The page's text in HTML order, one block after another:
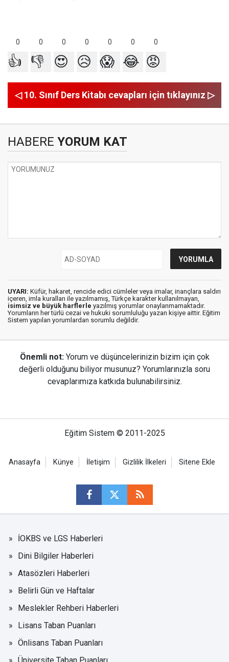
0 0 0 0 0 0 0
👍 👎 😍 😥 😱 😂 😡
◁ 10. Sınıf Ders Kitabı cevapları için tıklayınız ▷
HABERE YORUM KAT
UYARI: Küfür, hakaret, rencide edici cümleler veya imalar, inançlara saldırı
içeren, imla kuralları ile yazılmamış, Türkçe karakter kullanılmayan,
isimsiz ve büyük harflerle yazılmış yorumlar onaylanmamaktadır.
Yorumların her türlü cezai ve hukuki sorumluluğu yazan kişiye aittir. Eğitim
Sistem yapılan yorumlardan sorumlu değildir.
Önemli not: Yorum ve düşüncelerinizin bizim için çok
değerli olduğunu biliyor musunuz? Yorumlarınızla soru
cevaplarımıza katkıda bulunabilirsiniz.
Eğitim Sistem © 2011-2025
Anasayfa Künye İletişim Gizlilik İlkeleri Sitene Ekle
İOKBS ve LGS Haberleri
Dini Bilgiler Haberleri
Atasözleri Haberleri
Belirli Gün ve Haftalar
Meslekler Rehberi Haberleri
Lisans Taban Puanları
Önlisans Taban Puanları